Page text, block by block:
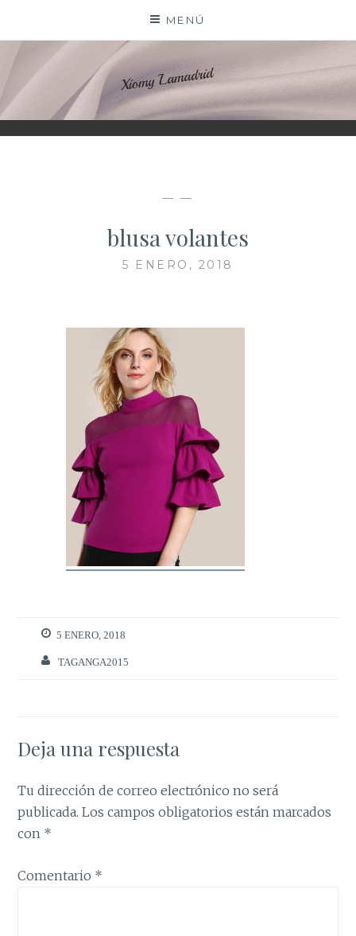
contenido
MENÚ
XIOMY LAMADRID
— —
blusa volantes
5 ENERO, 2018
5 ENERO, 2018
TAGANGA2015
Deja una respuesta
Tu dirección de correo electrónico no será
publicada. Los campos obligatorios están marcados
con *
Comentario *